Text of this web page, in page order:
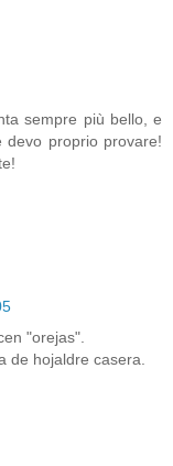
sempre più bello, e
devo proprio provare!
"orejas".
de hojaldre casera.